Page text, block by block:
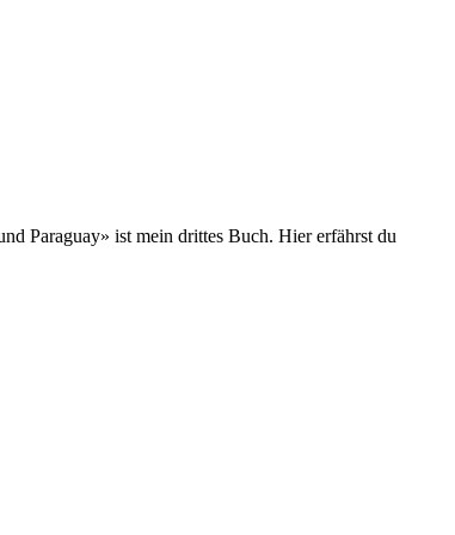
Paraguay» ist mein drittes Buch. Hier erfährst du